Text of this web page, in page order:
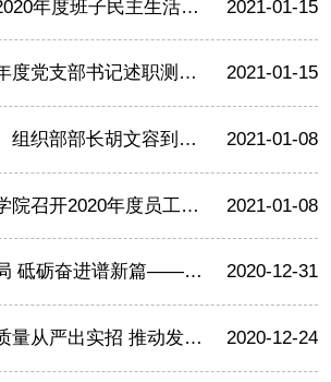
市民政局召开2020年度班子民主生活会征求意见座谈会 2021-01-15
市委党校举行年度党支部书记述职测评会 2021-01-15
上海市委常委、组织部部长胡文容到中国浦东干部学院调研 2021-01-08
中国浦东干部学院召开2020年度员工大会暨党员大会 2021-01-08
凝心聚力开新局 砥砺奋进谱新篇——市国资委直属机关党员大会胜利召开 2020-12-31
上海海关提高质量从严出实招 推动发展党员稳步见实效 2020-12-24